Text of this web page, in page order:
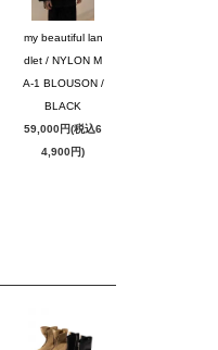
my beautiful lan
dlet / NYLON M
A-1 BLOUSON /
BLACK
59,000円(税込6
4,900円)